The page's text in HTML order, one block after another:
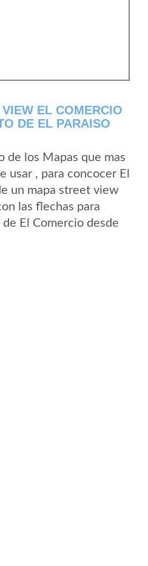
EL COMERCIO
DE EL PARAISO
de los Mapas que mas
usar , para concocer El
un mapa street view
las flechas para
El Comercio desde